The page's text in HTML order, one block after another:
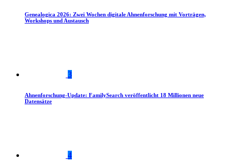
Genealogica 2026: Zwei Wochen digitale Ahnenforschung mit Vorträgen,
Workshops und Austausch
3
Ahnenforschung-Update: FamilySearch veröffentlicht 18 Millionen neue
Datensätze
4